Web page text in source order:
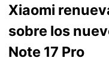
Xiaomi
sobre los
Note 17 Pro